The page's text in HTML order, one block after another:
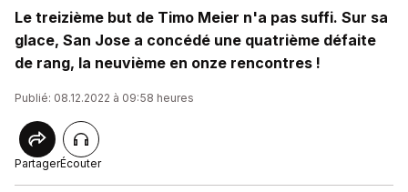
Le treizième but de Timo Meier n'a pas suffi. Sur sa
glace, San Jose a concédé une quatrième défaite
de rang, la neuvième en onze rencontres !
Publié: 08.12.2022 à 09:58 heures
PartagerÉcouter